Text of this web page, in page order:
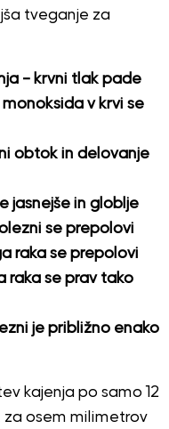
tveganje za
– krvni tlak pade
v krvi se
obtok in delovanje
jasnejše in globlje
se prepolovi
raka se prepolovi
raka se prav tako
je približno enako
kajenja po samo 12
za osem milimetrov